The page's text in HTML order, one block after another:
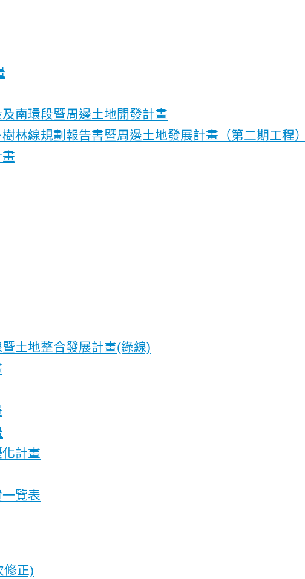
南環段暨周邊土地開發計畫
林線規劃報告書暨周邊土地發展計畫（第二期工程
土地整合發展計畫(綠線)
計畫
覽表
修正)